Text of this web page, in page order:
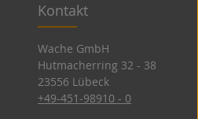
Kontakt
Wache GmbH
Hutmacherring 32 ­- 38
23556 Lübeck
+49-451-98910 - 0